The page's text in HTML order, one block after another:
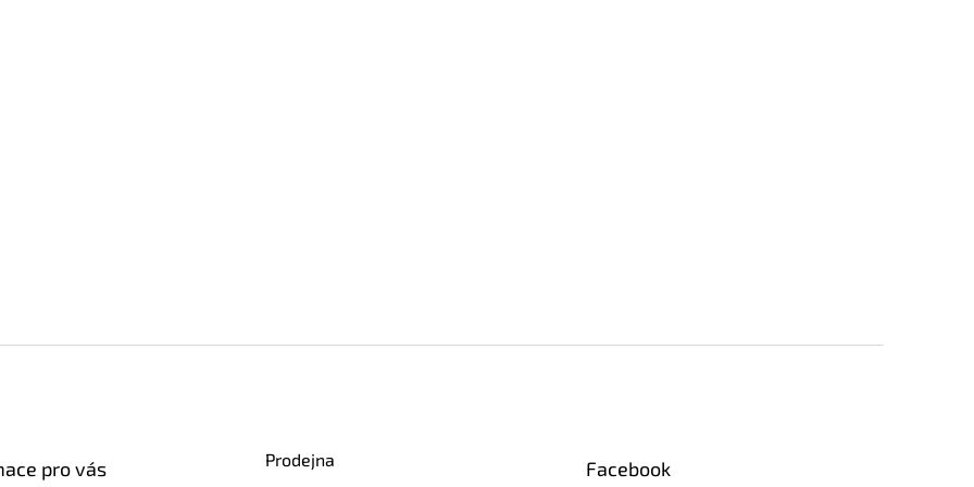
pro vás Prodejna Facebook